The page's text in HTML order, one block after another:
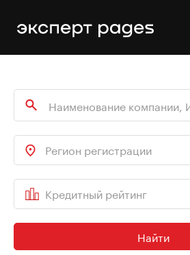
Регион регистрации
Кредитный рейтинг
Найти